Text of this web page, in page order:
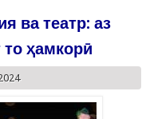
ва театр: аз
ҳамкорӣ